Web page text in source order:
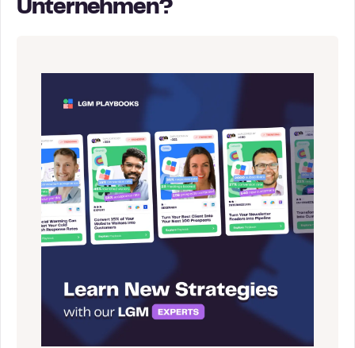
Unternehmen?